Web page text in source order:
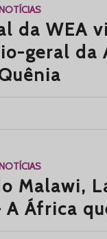
da WEA
geral da
Malawi,
África